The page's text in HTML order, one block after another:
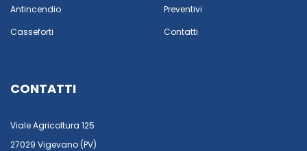
Antincendio
Casseforti
Preventivi
Contatti
CONTATTI
Viale Agricoltura 125
27029 Vigevano (PV)